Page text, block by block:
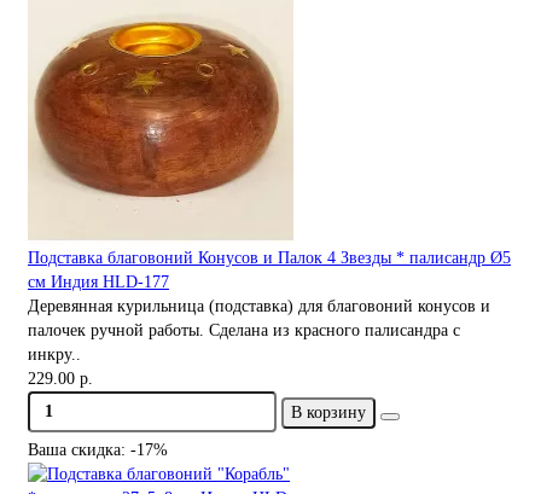
Подставка благовоний Конусов и Палок 4 Звезды * палисандр Ø5
см Индия HLD-177
Деревянная курильница (подставка) для благовоний конусов и
палочек ручной работы. Сделана из красного палисандра с
инкру..
229.00 р.
В корзину
Ваша скидка: -17%